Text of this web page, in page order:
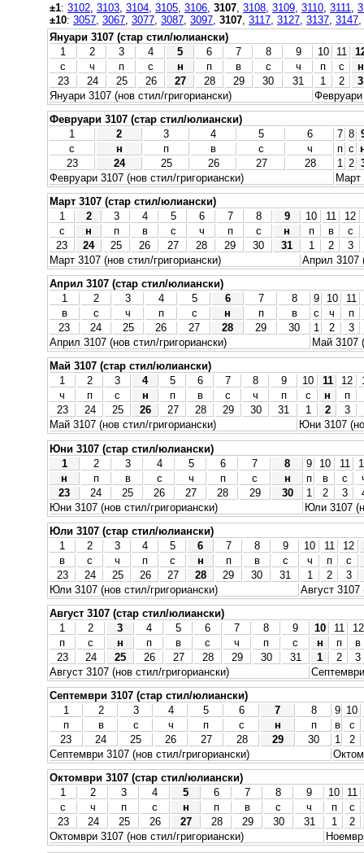
±1: 3102 3103 3104 3105 3106 3107 3108 3109 3110 3111
±10: 3057 3067 3077 3087 3097 3107 3117 3127 3137 3147
Януари 3107 (стар стил/юлиански)
1
2 3 4 5 6 7 8 9 10 11
с
ч п с н п в с ч п с
н
23
24 25 26 27 28 29 30 31 1 2
3
Януари 3107 (нов стил/григориански)
Февруари
Февруари 3107 (стар стил/юлиански)
1
2 3 4 5 6 7 8
с
н п в с ч п с
23
24 25 26 27 28 1 2
Февруари 3107 (нов стил/григориански)
Март
Март 3107 (стар стил/юлиански)
1
2 3 4 5 6 7 8 9 10 11
12
с
н п в с ч п с н п в
с
23
24 25 26 27 28 29 30 31 1 2
3
Март 3107 (нов стил/григориански)
Април 3107
Април 3107 (стар стил/юлиански)
1
2 3 4 5 6 7 8 9 10
11
в
с ч п с н п в с ч
п
23
24 25 26 27 28 29 30 1 2
3
Април 3107 (нов стил/григориански)
Май 3107
Май 3107 (стар стил/юлиански)
1
2 3 4 5 6 7 8 9 10 11 12
ч
п с н п в с ч п с н
п
23
24 25 26 27 28 29 30 31 1 2
3
Май 3107 (нов стил/григориански)
Юни 3107
Юни 3107 (стар стил/юлиански)
1
2 3 4 5 6 7 8 9 10 11
н
п в с ч п с н п в с
23
24 25 26 27 28 29 30 1 2 3
Юни 3107 (нов стил/григориански)
Юли 3107
Юли 3107 (стар стил/юлиански)
1
2 3 4 5 6 7 8 9 10 11 12
в
с ч п с н п в с ч п
с
23
24 25 26 27 28 29 30 31 1 2
3
Юли 3107 (нов стил/григориански)
Август 3107
Август 3107 (стар стил/юлиански)
1
2 3 4 5 6 7 8 9 10 11
12
п
с н п в с ч п с н п
в
23
24 25 26 27 28 29 30 31 1 2
3
Август 3107 (нов стил/григориански)
Септември 3107 (стар стил/юлиански)
1
2 3 4 5 6 7 8 9 10
п
в с ч п с н п в
с
23
24 25 26 27 28 29 30 1
2
Септември 3107 (нов стил/григориански)
Октомври 3107 (стар стил/юлиански)
1
2 3 4 5 6 7 8 9 10
11
с
ч п с н п в с ч п
с
23
24 25 26 27 28 29 30 31 1
2
Октомври 3107 (нов стил/григориански)